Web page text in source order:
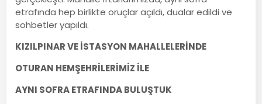
etrafında hep birlikte oruçlar açıldı, dualar edildi ve
sohbetler yapıldı.
KIZILPINAR VE İSTASYON MAHALLELERİNDE
OTURAN HEMŞEHRİLERİMİZ İLE
AYNI SOFRA ETRAFINDA BULUŞTUK